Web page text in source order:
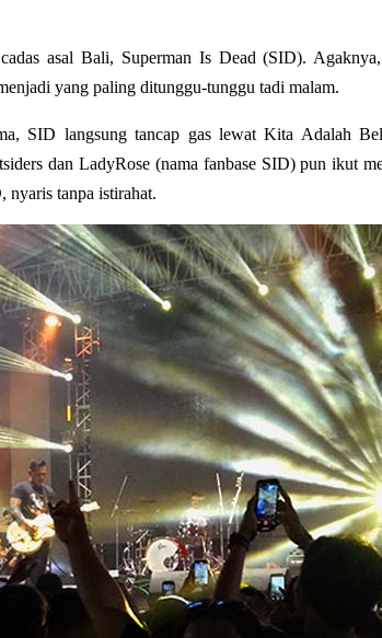
asal Bali, Superman Is Dead (SID).
yang paling ditunggu-tunggu tadi malam.
SID langsung tancap gas lewat Kita Adalah
dan LadyRose (nama fanbase SID) pun ikut
nyaris tanpa istirahat.